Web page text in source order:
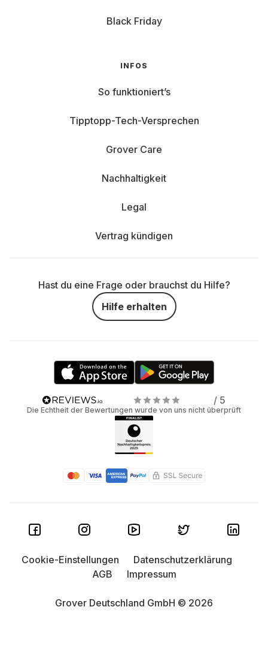
Black Friday
INFOS
So funktioniert’s
Tipptopp-Tech-Versprechen
Grover Care
Nachhaltigkeit
Legal
Vertrag kündigen
Hast du eine Frage oder brauchst du Hilfe?
Hilfe erhalten
/ 5
Die Echtheit der Bewertungen wurde von uns nicht überprüft
Grover Deutschland GmbH © 2026
Cookie-Einstellungen
Datenschutzerklärung
AGB
Impressum